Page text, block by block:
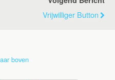
Vrijwilliger Button
boven